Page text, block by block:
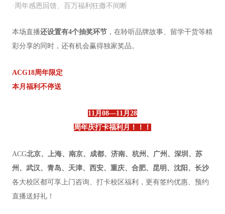
· 周年感恩回馈、百万福利狂撒不间断
本场直播还设置有4个抽奖环节，在聆听品牌故事、留学干货等精
彩分享的同时，还有机会赢得独家奖品。
ACG18周年限定
本月福利不停送
11 月 08—11 月 28
周年庆打卡福利月！！！
ACG北京、上海、南京、成都、济南、杭州、广州、深圳、苏
州、武汉、青岛、天津、西安、重庆、合肥、昆明、沈阳、长沙
各大校区都可享上门咨询、打卡校区福利，更有签约优惠、预约
直播送好礼！